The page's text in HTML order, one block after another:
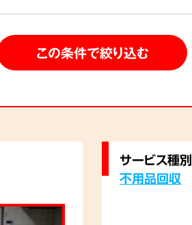
サービス種別
不用品回収